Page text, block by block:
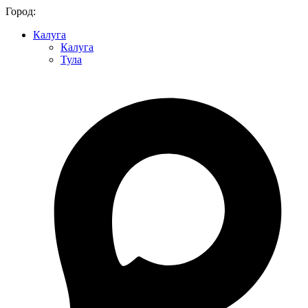
Город:
Калуга
Калуга
Тула